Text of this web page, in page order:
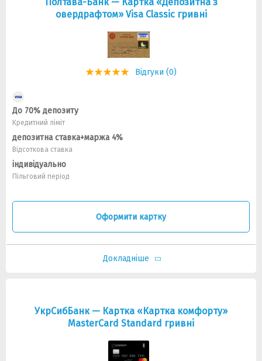
овердрафтом» Visa Classic гривнi
Відгуки (0)
До 70% депозиту
Кредитний ліміт
депозитна ставка+маржа 4%
Відсоткова ставка
індивідуально
Пільговий період
Оформити картку
Докладніше
УкрСибБанк — Картка «Картка комфорту»
MasterCard Standard гривнi